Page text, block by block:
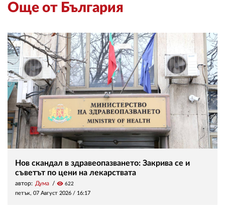
Още от България
Нов скандал в здравеопазването: Закрива се и
съветът по цени на лекарствата
автор: Дума visibility 622
петък, 07 Август 2026 / 16:17